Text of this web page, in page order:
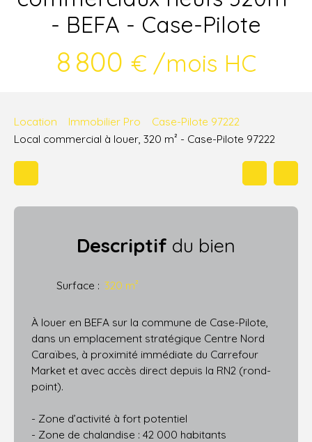
- BEFA - Case-Pilote
8 800 € /mois HC
Location Immobilier Pro
Case-Pilote 97222
Local commercial à louer, 320 m² - Case-Pilote 97222
Descriptif du bien
Surface : 320 m²
À louer en BEFA sur la commune de Case-Pilote,
dans un emplacement stratégique Centre Nord
Caraïbes, à proximité immédiate du Carrefour
Market et avec accès direct depuis la RN2 (rond-
point).
- Zone d’activité à fort potentiel
- Zone de chalandise : 42 000 habitants